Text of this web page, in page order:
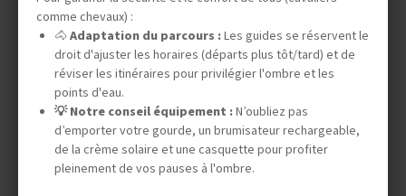
LA VALLÉE DES ROSES
8 jours (6 à cheval)
1 075 €
comme chevaux) :
🐴 Adaptation du parcours :Les guides se réservent le
droit d'ajuster les horaires (départs plus tôt/tard) et de
réviser les itinéraires pour privilégier l'ombre et les
points d'eau.
💡 Notre conseil équipement :N’oubliez pas
d’emporter votre gourde, un brumisateur rechargeable,
de la crème solaire et une casquette pour profiter
pleinement de vos pauses à l'ombre.